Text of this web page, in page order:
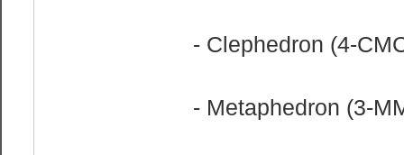
- Clephedron (4-
- Metaphedron (3-